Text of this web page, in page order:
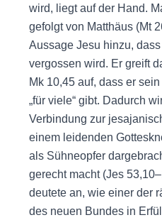
wird, liegt auf der Hand.
gefolgt von Matthäus (Mt
Aussage Jesu hinzu, dass
vergossen wird. Er greift
Mk 10,45 auf, dass er
„für viele“ gibt. Dadurch
Verbindung zur
einem leidenden
als Sühneopfer
gerecht macht (Jes
deutete an, wie einer der
des neuen Bundes in